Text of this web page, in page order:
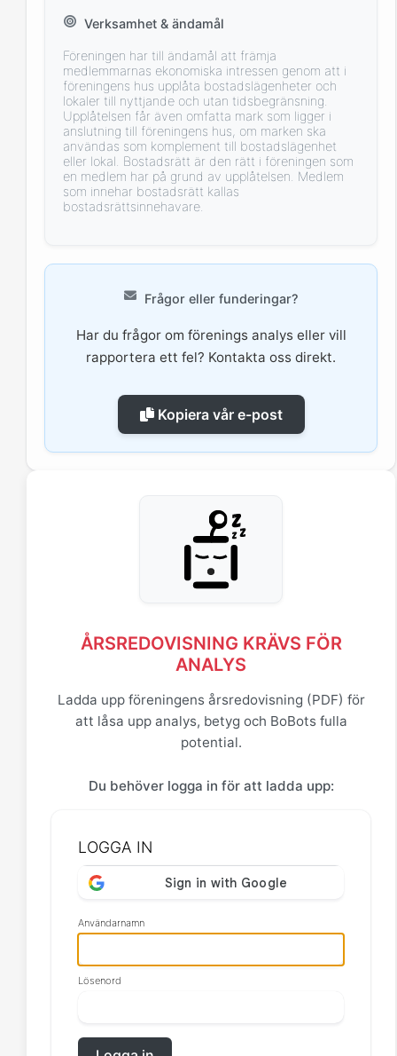
Verksamhet & ändamål
Föreningen har till ändamål att främja
medlemmarnas ekonomiska intressen genom att i
föreningens hus upplåta bostadslägenheter och
lokaler till nyttjande och utan tidsbegränsning.
Upplåtelsen får även omfatta mark som ligger i
anslutning till föreningens hus, om marken ska
användas som komplement till bostadslägenhet
eller lokal. Bostadsrätt är den rätt i föreningen som
en medlem har på grund av upplåtelsen. Medlem
som innehar bostadsrätt kallas
bostadsrättsinnehavare.
Frågor eller funderingar?
Har du frågor om förenings analys eller vill
rapportera ett fel? Kontakta oss direkt.
Kopiera vår e-post
ÅRSREDOVISNING KRÄVS FÖR
ANALYS
Ladda upp föreningens årsredovisning (PDF) för
att låsa upp analys, betyg och BoBots fulla
potential.
Du behöver logga in för att ladda upp:
LOGGA IN
Användarnamn
Lösenord